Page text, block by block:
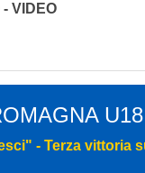
VIDEO
- Terza vittoria